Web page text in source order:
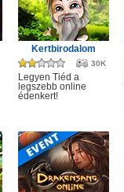
Kertbirodalom
30K
Legyen Tiéd a
legszebb online
édenkert!